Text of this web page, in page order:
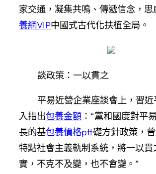
家交通，凝集共鳴、傳遞信念，思
養網VIP中國式古代化扶植全局。
談政策：一以貫之
平易近營企業座談會上，習
入指出包養金額 ：“黨和國度對平
長的基包養價格ptt礎方針政策，
特點社會主義軌制系統，將一以貫
實，不克不及變，也不會變。”